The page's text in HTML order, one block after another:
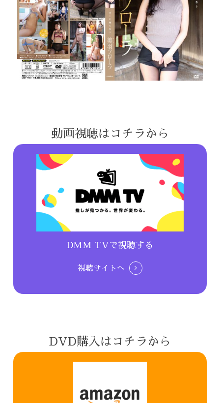
動画視聴はコチラから
DMM TVで視聴する
視聴サイトへ
DVD購入はコチラから